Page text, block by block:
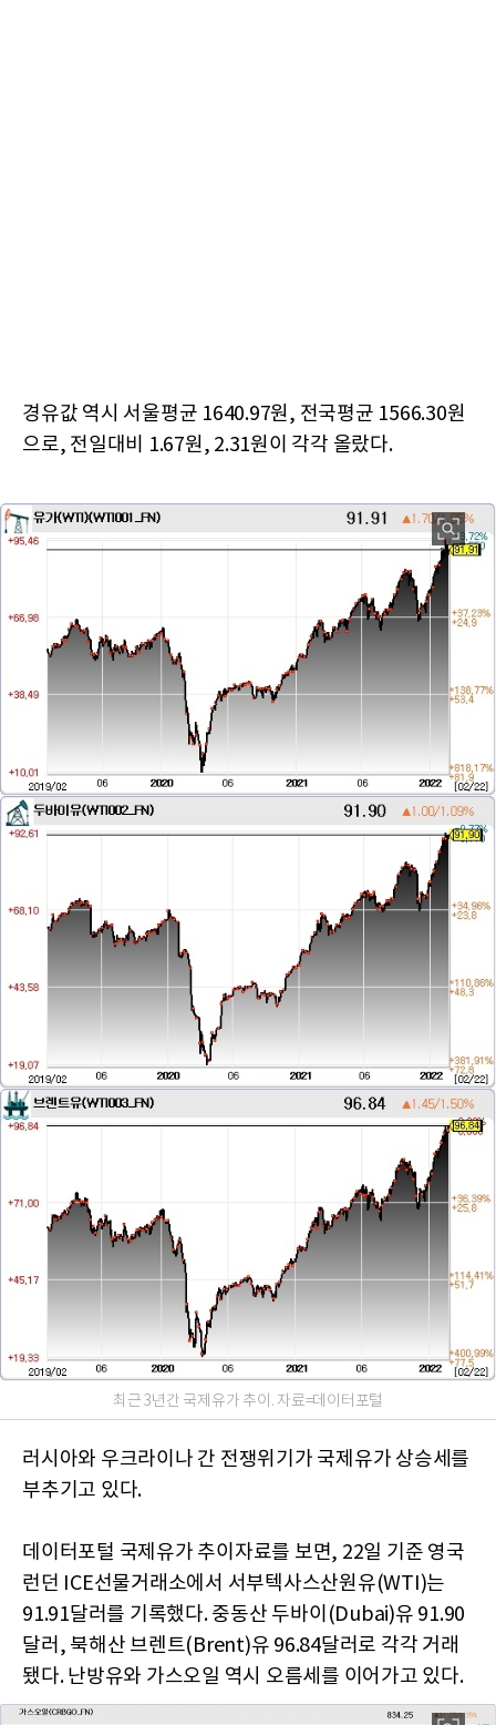
경유값 역시 서울평균 1640.97원, 전국평균 1566.30원
으로, 전일대비 1.67원, 2.31원이 각각 올랐다.
최근 3년간 국제유가 추이. 자료=데이터포털
러시아와 우크라이나 간 전쟁위기가 국제유가 상승세를
부추기고 있다.
데이터포털 국제유가 추이자료를 보면, 22일 기준 영국
런던 ICE선물거래소에서 서부텍사스산원유(WTI)는
91.91달러를 기록했다. 중동산 두바이(Dubai)유 91.90
달러, 북해산 브렌트(Brent)유 96.84달러로 각각 거래
됐다. 난방유와 가스오일 역시 오름세를 이어가고 있다.